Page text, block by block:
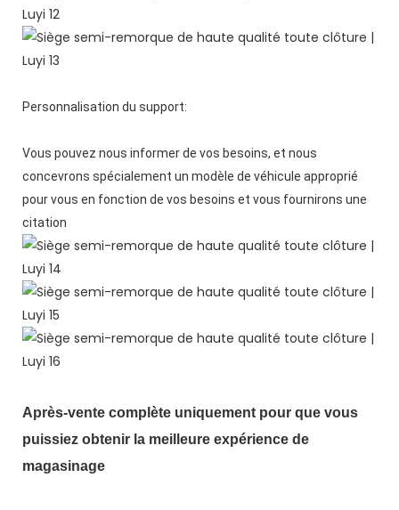
Vous pouvez nous informer de vos besoins, et nous
concevrons spécialement un modèle de véhicule approprié
pour vous en fonction de vos besoins et vous fournirons une
Après-vente complète uniquement pour que vous
puissiez obtenir la meilleure expérience de